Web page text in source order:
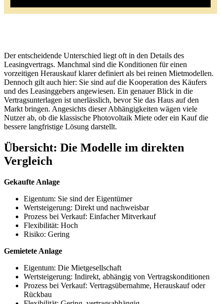
Der entscheidende Unterschied liegt oft in den Details des
Leasingvertrags. Manchmal sind die Konditionen für einen
vorzeitigen Herauskauf klarer definiert als bei reinen Mietmodellen.
Dennoch gilt auch hier: Sie sind auf die Kooperation des Käufers
und des Leasinggebers angewiesen. Ein genauer Blick in die
Vertragsunterlagen ist unerlässlich, bevor Sie das Haus auf den
Markt bringen. Angesichts dieser Abhängigkeiten wägen viele
Nutzer ab, ob die klassische Photovoltaik Miete oder ein Kauf die
bessere langfristige Lösung darstellt.
Übersicht: Die Modelle im direkten
Vergleich
Gekaufte Anlage
Eigentum: Sie sind der Eigentümer
Wertsteigerung: Direkt und nachweisbar
Prozess bei Verkauf: Einfacher Mitverkauf
Flexibilität: Hoch
Risiko: Gering
Gemietete Anlage
Eigentum: Die Mietgesellschaft
Wertsteigerung: Indirekt, abhängig von Vertragskonditionen
Prozess bei Verkauf: Vertragsübernahme, Herauskauf oder
Rückbau